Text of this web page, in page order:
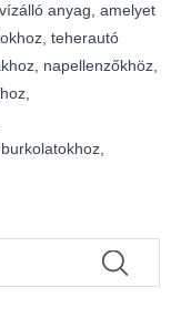
anyag, amelyet
teherautó
napellenzőkhöz,